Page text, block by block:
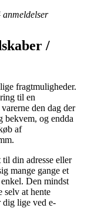
anmeldelser
/
fragtmuligheder.
til en
den dag der
bekvem, og endda
af
din adresse eller
mange gange et
Den mindst
selv at hente
dig lige ved e-